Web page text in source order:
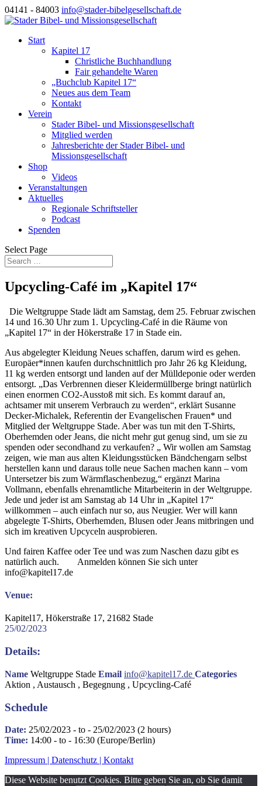
04141 - 84003 info@stader-bibelgesellschaft.de
Start
Kapitel 17
Christliche Buchhandlung
Fair gehandelte Waren
„Buchclub Kapitel 17“
Neues aus dem Team
Kontakt
Verein
Stader Bibel- und Missionsgesellschaft
Mitglied werden
Jahresberichte der Stader Bibel- und
Missionsgesellschaft
Shop
Videos
Veranstaltungen
Aktuelles
Regionale Schriftsteller
Podcast
Spenden
Select Page
Upcycling-Café im „Kapitel 17“
Die Weltgruppe Stade lädt am Samstag, dem 25. Februar zwischen
14 und 16.30 Uhr zum 1. Upcycling-Café in die Räume von
„Kapitel 17“ in der Hökerstraße 17 in Stade ein.
Aus abgelegter Kleidung Neues schaffen, darum wird es gehen.
Europäer*innen kaufen durchschnittlich pro Jahr 26 kg Kleidung,
11 kg werden entsorgt und landen auf der Mülldeponie oder werden
entsorgt. „Das Verbrennen dieser Kleidermüllberge bringt natürlich
einen enormen CO2-Ausstoß mit sich. Es kommt darauf an,
achtsamer mit unserem Verbrauch zu werden“, erklärt Susanne
Decker-Michalek, Referentin der Evangelischen Frauen* und
Mitglied der Weltgruppe Stade. Aber was tun mit den T-Shirts,
Oberhemden oder Jeans, die nicht mehr gut genug sind, um sie zu
spenden oder secondhand zu verkaufen? „ Wir wollen am Samstag
zeigen, wie man aus alten Kleidungsstücken Bändchengarn selbst
herstellen kann und daraus tolle neue Sachen machen kann – vom
Untersetzer bis zum Wärmflaschenbezug,“ ergänzt Marina
Vollmann, ebenfalls ehrenamtliche Mitarbeiterin in der Weltgruppe.
Jede und jeder ist am Samstag ab 14 Uhr in „Kapitel 17“
willkommen – auch einfach nur so, aus Neugier. Wer will kann
abgelegte T-Shirts, Oberhemden, Blusen oder Jeans mitbringen und
sich im kreativen Upcyceln ausprobieren.
Und fairen Kaffee oder Tee und was zum Naschen dazu gibt es
natürlich auch. Anmelden können Sie sich unter
info@kapitel17.de
Venue:
Kapitel17, Hökerstraße 17, 21682 Stade
25/02/2023
Details:
Name Weltgruppe Stade Email info@kapitel17.de Categories
Aktion , Austausch , Begegnung , Upcycling-Café
Schedule
Date: 25/02/2023 - to - 25/02/2023 (2 hours)
Time: 14:00 - to - 16:30 (Europe/Berlin)
Impressum | Datenschutz | Kontakt
Diese Website benutzt Cookies. Bitte geben Sie an, ob Sie damit